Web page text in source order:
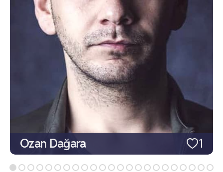
1
Ozan Dağara